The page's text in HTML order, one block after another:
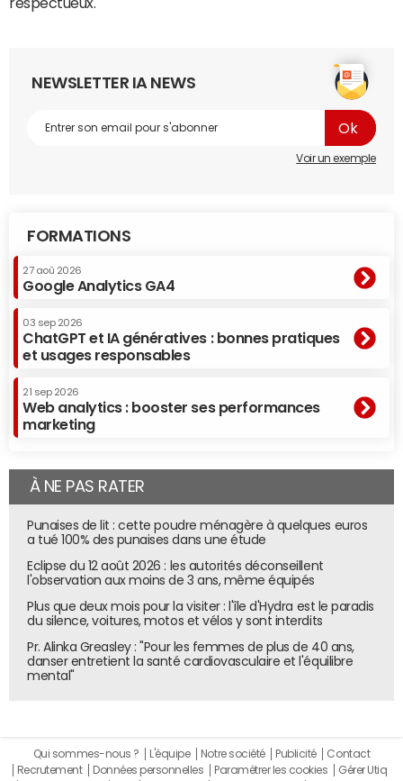
NEWSLETTER IA NEWS
Voir un exemple
FORMATIONS
27 aoû 2026
Google Analytics GA4
03 sep 2026
ChatGPT et IA génératives : bonnes pratiques
et usages responsables
21 sep 2026
Web analytics : booster ses performances
marketing
À NE PAS RATER
Punaises de lit : cette poudre ménagère à quelques euros
a tué 100% des punaises dans une étude
Eclipse du 12 août 2026 : les autorités déconseillent
l'observation aux moins de 3 ans, même équipés
Plus que deux mois pour la visiter : l'île d'Hydra est le paradis
du silence, voitures, motos et vélos y sont interdits
Pr. Alinka Greasley : "Pour les femmes de plus de 40 ans,
danser entretient la santé cardiovasculaire et l'équilibre
mental"
Qui sommes-nous ? L'équipe Notre société Publicité
Contact
Recrutement
Données personnelles Paramétrer les cookies Gérer Utiq